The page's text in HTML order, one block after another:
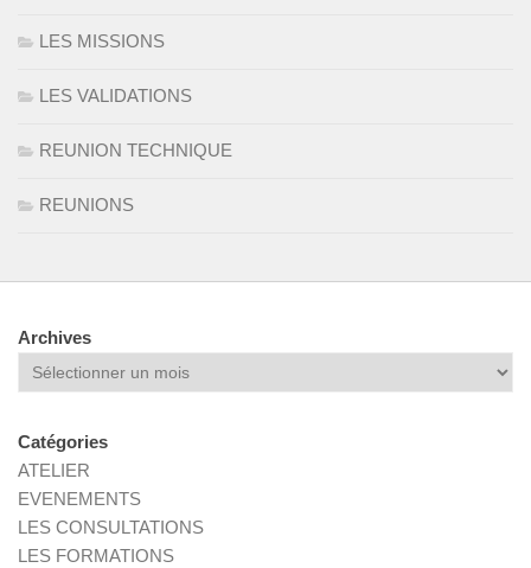
LES MISSIONS
LES VALIDATIONS
REUNION TECHNIQUE
REUNIONS
Archives
Archives
Catégories
ATELIER
EVENEMENTS
LES CONSULTATIONS
LES FORMATIONS